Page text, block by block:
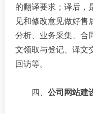
的翻译要求；译后，
见和修改意见做好售
分析、业务采集、合
文领取与登记、译文
回访等。
四、公司网站建